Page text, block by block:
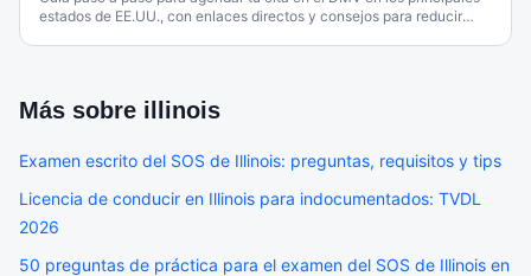
estados de EE.UU., con enlaces directos y consejos para reducir
Más sobre illinois
Examen escrito del SOS de Illinois: preguntas, requisitos y tips
Licencia de conducir en Illinois para indocumentados: TVDL
2026
50 preguntas de práctica para el examen del SOS de Illinois en